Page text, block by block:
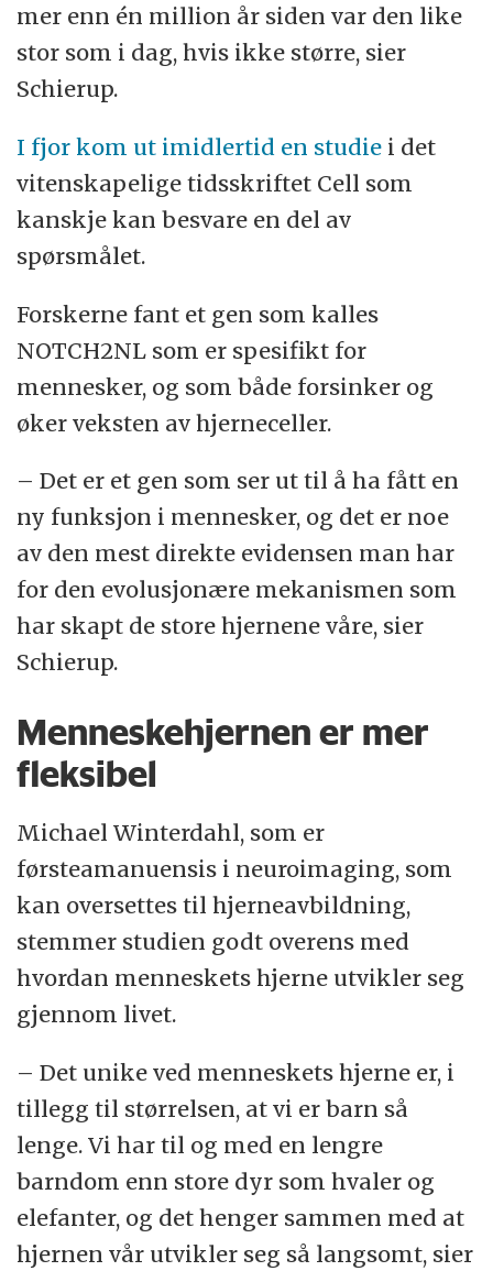
mer enn én million år siden var den like
stor som i dag, hvis ikke større, sier
Schierup.
I fjor kom ut imidlertid en studie i det
vitenskapelige tidsskriftet Cell som
kanskje kan besvare en del av
spørsmålet.
Forskerne fant et gen som kalles
NOTCH2NL som er spesifikt for
mennesker, og som både forsinker og
øker veksten av hjerneceller.
– Det er et gen som ser ut til å ha fått en
ny funksjon i mennesker, og det er noe
av den mest direkte evidensen man har
for den evolusjonære mekanismen som
har skapt de store hjernene våre, sier
Schierup.
Menneskehjernen er mer
fleksibel
Michael Winterdahl, som er
førsteamanuensis i neuroimaging, som
kan oversettes til hjerneavbildning,
stemmer studien godt overens med
hvordan menneskets hjerne utvikler seg
gjennom livet.
– Det unike ved menneskets hjerne er, i
tillegg til størrelsen, at vi er barn så
lenge. Vi har til og med en lengre
barndom enn store dyr som hvaler og
elefanter, og det henger sammen med at
hjernen vår utvikler seg så langsomt, sier